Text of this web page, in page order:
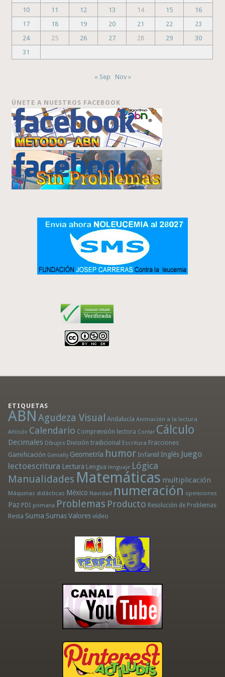
10
11 12 13 14 15
16
17
18 19 20 21 22
23
24
25 26 27 28 29
30
31
« Sep Nov »
ÚNETE A NUESTROS FACEBOOK
ETIQUETAS
ABN Agudeza Visual Andalucía Animación a la lectura
Artículo Calendario Comprensión lectora Contar Cálculo
Decimales Dibujos División tradicional Escritura Fracciones
Gamificación Genially Geometría humor Infantil Inglés Juego
lectoescritura Lectura Lengua lenguaje Lógica
Manualidades Matemáticas multiplicación
Máquinas didácticas México Navidad numeración operaciones
Paz PDI primaria Problemas Producto Resolución de Problemas
Resta Suma Sumas Valores vídeo